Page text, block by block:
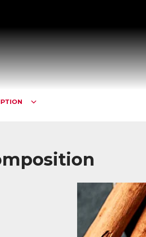
cholestérol nouvelle génération
préservent la santé cardiovasculaire au
d’ingrédients brevetés, de vitamines et
cholestérol (« bon » et « mauvais »